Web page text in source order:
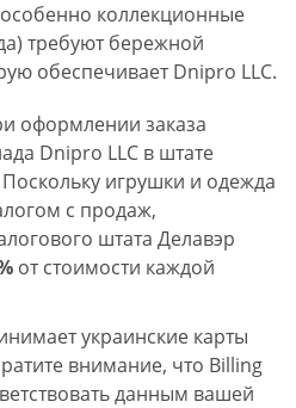
коллекционные
требуют бережной
обеспечивает Dnipro LLC.
оформлении заказа
Dnipro LLC в штате
Поскольку игрушки и одежда
с продаж,
штата Делавэр
от стоимости каждой
украинские карты
внимание, что Billing
данным вашей